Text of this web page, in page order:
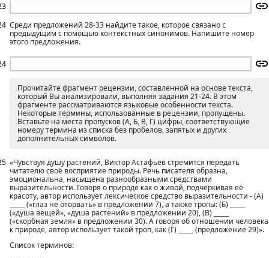
Среди предложений 28-33 найдите такое, которое связано с
предыдущим с помощью контекстных синонимов. Напишите номер
этого предложения.
Прочитайте фрагмент рецензии, составленной на основе текста,
который Вы анализировали, выполняя задания 21-24. В этом
фрагменте рассматриваются языковые особенности текста.
Некоторые термины, использованные в рецензии, пропущены.
Вставьте на места пропусков (А, Б, В, Г) цифры, соответствующие
номеру термина из списка без пробелов, запятых и других
дополнительных символов.
«Чувствуя душу растений, Виктор Астафьев стремится передать
читателю своё восприятие природы. Речь писателя образна,
эмоциональна, насыщена разнообразными средствами
выразительности. Говоря о природе как о живой, подчёркивая её
красоту, автор использует лексическое средство выразительности - (А)
_____ («глаз не оторвать» в предложении 7), а также тропы: (Б) _____
(«душа вещей», «душа растений» в предложении 20), (В) _____
(«скорбная земля» в предложении 30). А говоря об отношении человека
к природе, автор использует такой троп, как (Г) _____ (предложение 29)».
Список терминов: